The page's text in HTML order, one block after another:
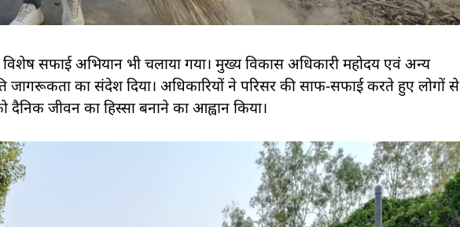
विशेष सफाई अभियान भी चलाया गया। मुख्य विकास अधिकारी महोदय एवं अन्य
जागरूकता का संदेश दिया। अधिकारियों ने परिसर की साफ-सफाई करते हुए लोगों से
जीवन का हिस्सा बनाने का आह्वान किया।